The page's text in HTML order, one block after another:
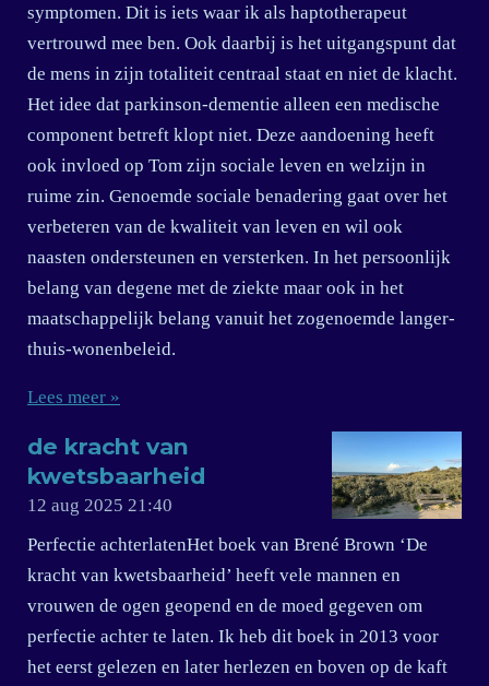
symptomen. Dit is iets waar ik als haptotherapeut
vertrouwd mee ben. Ook daarbij is het uitgangspunt dat
de mens in zijn totaliteit centraal staat en niet de klacht.
Het idee dat parkinson-dementie alleen een medische
component betreft klopt niet. Deze aandoening heeft
ook invloed op Tom zijn sociale leven en welzijn in
ruime zin. Genoemde sociale benadering gaat over het
verbeteren van de kwaliteit van leven en wil ook
naasten ondersteunen en versterken. In het persoonlijk
belang van degene met de ziekte maar ook in het
maatschappelijk belang vanuit het zogenoemde langer-
thuis-wonenbeleid.
Lees meer »
de kracht van
kwetsbaarheid
12 aug 2025 21:40
Perfectie achterlatenHet boek van Brené Brown ‘De
kracht van kwetsbaarheid’ heeft vele mannen en
vrouwen de ogen geopend en de moed gegeven om
perfectie achter te laten. Ik heb dit boek in 2013 voor
het eerst gelezen en later herlezen en boven op de kaft